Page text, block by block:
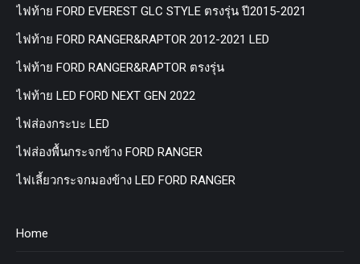
ไฟท้าย FORD EVEREST GLC STYLE ตรงรุ่น ปี2015-2021
ไฟท้าย FORD RANGER&RAPTOR 2012-2021 LED
ไฟท้าย FORD RANGER&RAPTOR ตรงรุ่น
ไฟท้าย LED FORD NEXT GEN 2022
ไฟส่องกระบะ LED
ไฟส่องพื้นกระจกข้าง FORD RANGER
ไฟเลี้ยวกระจกมองข้าง LED FORD RANGER
Home